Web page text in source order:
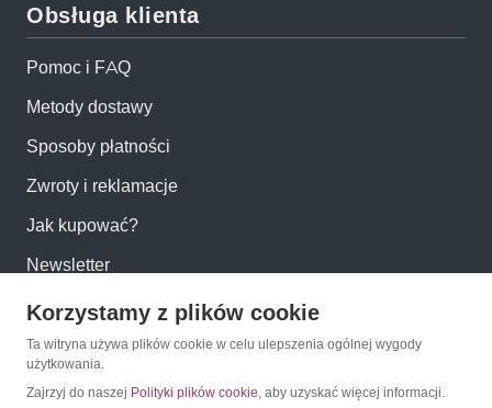
Obsługa klienta
Pomoc i FAQ
Metody dostawy
Sposoby płatności
Zwroty i reklamacje
Jak kupować?
Newsletter
Konto
Moje konto
Korzystamy z plików cookie
Ta witryna używa plików cookie w celu ulepszenia ogólnej wygody
użytkowania.
Zajrzyj do naszej Polityki plików cookie, aby uzyskać więcej informacji.